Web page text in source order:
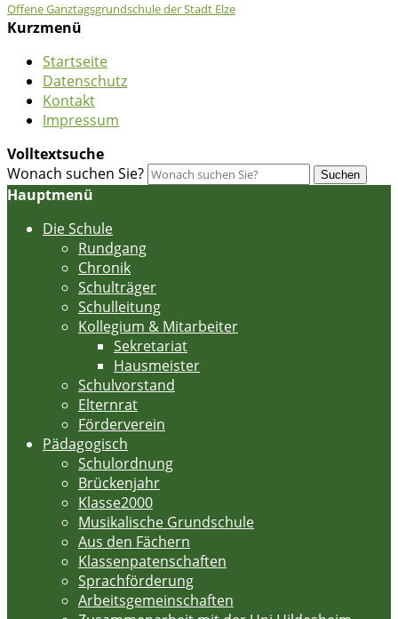
Offene Ganztagsgrundschule der Stadt Elze
Kurzmenü
Startseite
Datenschutz
Kontakt
Impressum
Volltextsuche
Wonach suchen Sie?
Suchen
Hauptmenü
Die Schule
Rundgang
Chronik
Schulträger
Schulleitung
Kollegium & Mitarbeiter
Sekretariat
Hausmeister
Schulvorstand
Elternrat
Förderverein
Pädagogisch
Schulordnung
Brückenjahr
Klasse2000
Musikalische Grundschule
Aus den Fächern
Klassenpatenschaften
Sprachförderung
Arbeitsgemeinschaften